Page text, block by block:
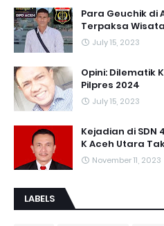
Para Geuchik di
Terpaksa
July 15, 2023
Opini: Dilematik
Pilpres 2024
July 15, 2023
Kejadian di SDN
K Aceh Utara
November 11, 2023
LABELS